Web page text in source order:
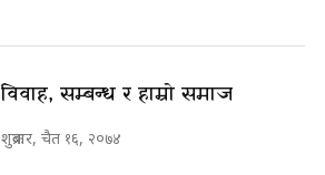
विवाह, सम्बन्ध र हाम्रो समाज
शुक्रबार, चैत १६, २०७४